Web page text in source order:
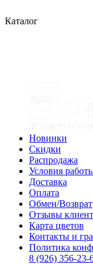
Каталог
Новинки
Скидки
Распродажа
Условия
Доставка
Оплата
Обмен/Возврат
Отзывы
Карта цветов
Контакты и
Политика
8 (926) 356-23-